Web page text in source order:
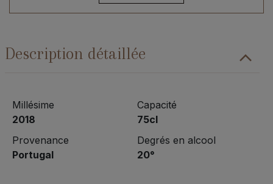
Porto
Ramos
Description détaillée
Millésime
2018
Provenance
Portugal
Capacité
75cl
Degrés en alcool
20°